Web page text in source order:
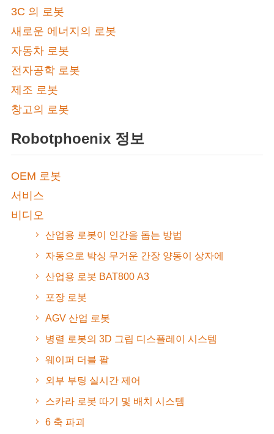
3C 의 로봇
새로운 에너지의 로봇
자동차 로봇
전자공학 로봇
제조 로봇
창고의 로봇
Robotphoenix 정보
OEM 로봇
서비스
비디오
산업용 로봇이 인간을 돕는 방법
자동으로 박싱 무거운 간장 양동이 상자에
산업용 로봇 BAT800 A3
포장 로봇
AGV 산업 로봇
병렬 로봇의 3D 그립 디스플레이 시스템
웨이퍼 더블 팔
외부 부팅 실시간 제어
스카라 로봇 따기 및 배치 시스템
6 축 파괴